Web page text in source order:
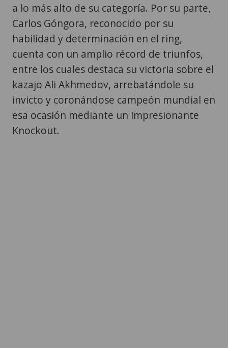
a lo más alto de su categoría. Por su parte,
Carlos Góngora, reconocido por su
habilidad y determinación en el ring,
cuenta con un amplio récord de triunfos,
entre los cuales destaca su victoria sobre el
kazajo Ali Akhmedov, arrebatándole su
invicto y coronándose campeón mundial en
esa ocasión mediante un impresionante
Knockout.